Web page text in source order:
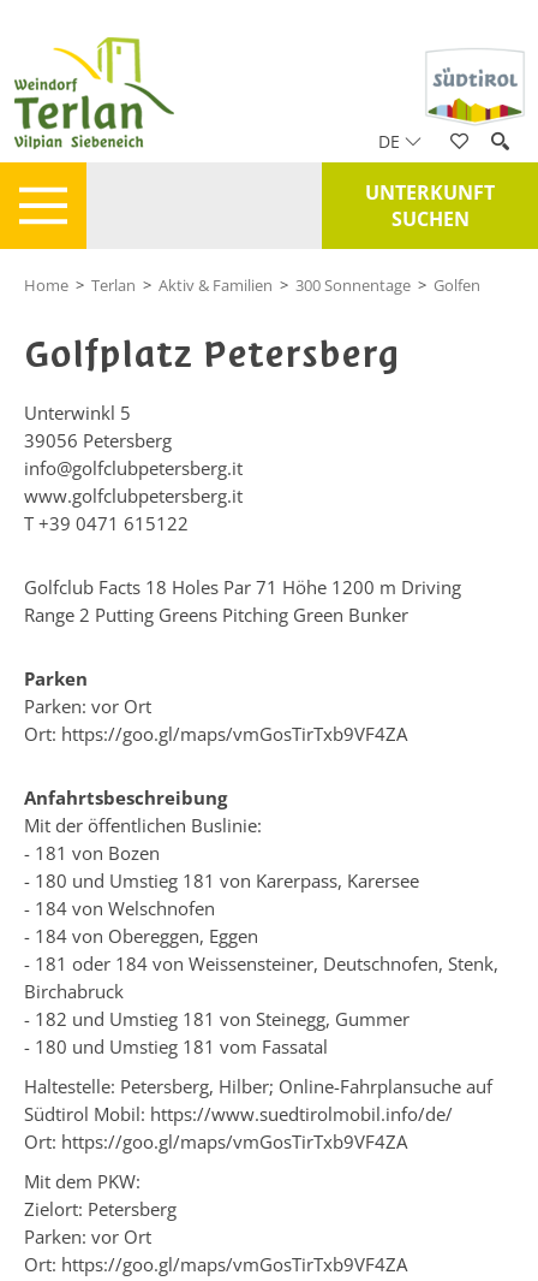
DE
UNTERKUNFT
SUCHEN
Home > Terlan > Aktiv & Familien > 300 Sonnentage > Golfen
Golfplatz Petersberg
Unterwinkl 5
39056 Petersberg
info@golfclubpetersberg.it
www.golfclubpetersberg.it
T +39 0471 615122
Golfclub Facts 18 Holes Par 71 Höhe 1200 m Driving
Range 2 Putting Greens Pitching Green Bunker
Parken
Parken: vor Ort
Ort: https://goo.gl/maps/vmGosTirTxb9VF4ZA
Anfahrtsbeschreibung
Mit der öffentlichen Buslinie:
- 181 von Bozen
- 180 und Umstieg 181 von Karerpass, Karersee
- 184 von Welschnofen
- 184 von Obereggen, Eggen
- 181 oder 184 von Weissensteiner, Deutschnofen, Stenk,
Birchabruck
- 182 und Umstieg 181 von Steinegg, Gummer
- 180 und Umstieg 181 vom Fassatal
Haltestelle: Petersberg, Hilber; Online-Fahrplansuche auf
Südtirol Mobil: https://www.suedtirolmobil.info/de/
Ort: https://goo.gl/maps/vmGosTirTxb9VF4ZA
Mit dem PKW:
Zielort: Petersberg
Parken: vor Ort
Ort: https://goo.gl/maps/vmGosTirTxb9VF4ZA